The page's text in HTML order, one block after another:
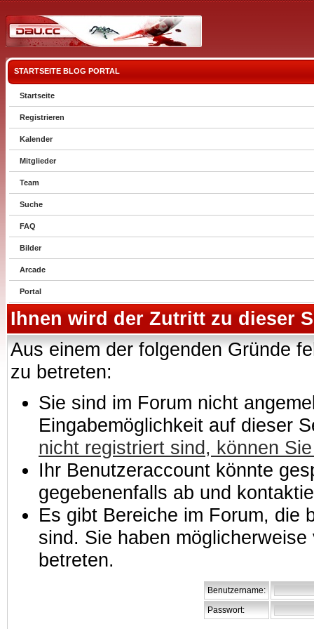
STARTSEITE BLOG PORTAL
Startseite
Registrieren
Kalender
Mitglieder
Team
Suche
FAQ
Bilder
Arcade
Portal
Ihnen wird der Zutritt zu dieser
Aus einem der folgenden Gründe
zu betreten:
Sie sind im Forum nicht
Eingabemöglichkeit auf dieser
nicht registriert sind, können
Ihr Benutzeraccount könnte
gegebenenfalls ab und
Es gibt Bereiche im Forum, die
sind. Sie haben
betreten.
Benutzername:
Passwort: